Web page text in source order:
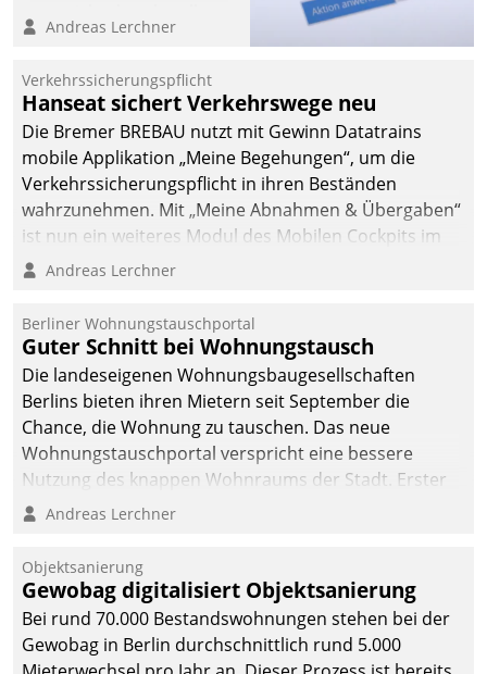
Cockpit für mobile
Datatrain. Die meravis
Wohnungsbau- und
Immobilien GmbH hat
sich dabei für den Betrieb
der Lösung über die SAP
Cloud Platform
entschieden - als erstes
Unternehmen am
Andreas Lerchner
Verkehrssicherungspflicht
Hanseat sichert Verkehrswege neu
Die Bremer BREBAU nutzt mit Gewinn Datatrains
mobile Applikation „Meine Begehungen“, um die
Verkehrssicherungspflicht in ihren Beständen
wahrzunehmen. Mit „Meine Abnahmen & Übergaben“
ist nun ein weiteres Modul des Mobilen Cockpits im
Einsatz.
Andreas Lerchner
Berliner Wohnungstauschportal
Guter Schnitt bei Wohnungstausch
Die landeseigenen Wohnungsbaugesellschaften
Berlins bieten ihren Mietern seit September die
Chance, die Wohnung zu tauschen. Das neue
Wohnungstauschportal verspricht eine bessere
Nutzung des knappen Wohnraums der Stadt. Erster
Anwendungsfall für Datatrains Lösung API-Hub mit
Unternehmen.
Andreas Lerchner
Objektsanierung
Gewobag digitalisiert Objektsanierung
Bei rund 70.000 Bestandswohnungen stehen bei der
Gewobag in Berlin durchschnittlich rund 5.000